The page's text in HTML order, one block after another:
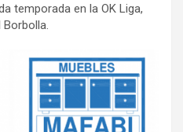
temporada en la OK Liga,